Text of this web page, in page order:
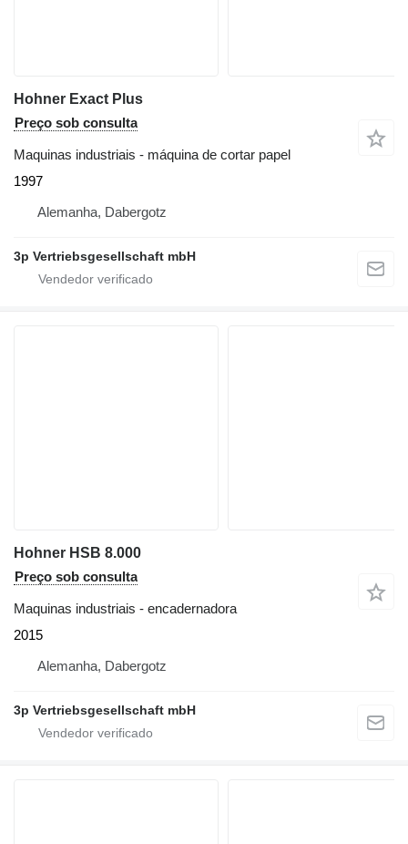
Hohner Exact Plus
Preço sob consulta
Maquinas industriais - máquina de cortar papel
1997
Alemanha, Dabergotz
3p Vertriebsgesellschaft mbH
Hohner HSB 8.000
Preço sob consulta
Maquinas industriais - encadernadora
2015
Alemanha, Dabergotz
3p Vertriebsgesellschaft mbH